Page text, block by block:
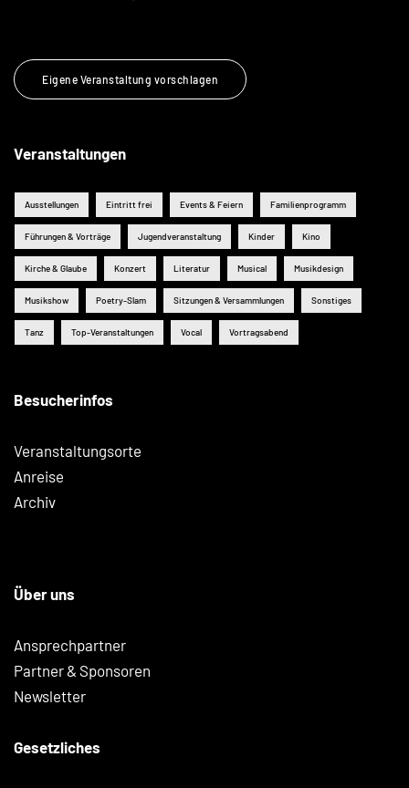
Eigene Veranstaltung vorschlagen
Veranstaltungen
Ausstellungen Eintritt frei Events & Feiern Familienprogramm
Führungen & Vorträge Jugendveranstaltung Kinder Kino
Kirche & Glaube Konzert Literatur Musical Musikdesign
Musikshow Poetry-Slam Sitzungen & Versammlungen Sonstiges
Tanz Top-Veranstaltungen Vocal Vortragsabend
Besucherinfos
Veranstaltungsorte
Anreise
Archiv
Über uns
Ansprechpartner
Partner & Sponsoren
Newsletter
Gesetzliches